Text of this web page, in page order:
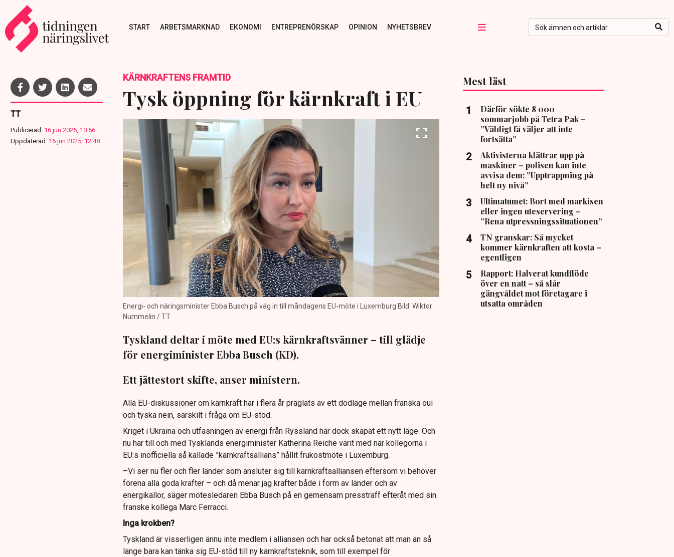
START ARBETSMARKNAD EKONOMI ENTREPRENÖRSKAP OPINION NYHETSBREV
TT
Publicerad: 16 jun 2025, 10:56
Uppdaterad: 16 jun 2025, 12:48
KÄRNKRAFTENS FRAMTID
Tysk öppning för kärnkraft i EU
Energi- och näringsminister Ebba Busch på väg in till måndagens EU-möte i Luxemburg Bild: Wiktor
Nummelin / TT
Tyskland deltar i möte med EU:s kärnkraftsvänner – till glädje
för energiminister Ebba Busch (KD).
Ett jättestort skifte, anser ministern.
Alla EU-diskussioner om kärnkraft har i flera år präglats av ett dödläge mellan franska oui
och tyska nein, särskilt i fråga om EU-stöd.
Kriget i Ukraina och utfasningen av energi från Ryssland har dock skapat ett nytt läge. Och
nu har till och med Tysklands energiminister Katherina Reiche varit med när kollegorna i
EU:s inofficiella så kallade ”kärnkraftsallians” hållit frukostmöte i Luxemburg.
–Vi ser nu fler och fler länder som ansluter sig till kärnkraftsalliansen eftersom vi behöver
förena alla goda krafter – och då menar jag krafter både i form av länder och av
energikällor, säger mötesledaren Ebba Busch på en gemensam pressträff efteråt med sin
franske kollega Marc Ferracci.
Inga krokben?
Tyskland är visserligen ännu inte medlem i alliansen och har också betonat att man än så
länge bara kan tänka sig EU-stöd till ny kärnkraftsteknik, som till exempel för
Mest läst
Därför sökte 8 000
sommarjobb på Tetra Pak –
”Väldigt få väljer att inte
fortsätta”
Aktivisterna klättrar upp på
maskiner – polisen kan inte
avvisa dem: ”Upptrappning på
helt ny nivå”
Ultimatumet: Bort med markisen
eller ingen uteservering –
”Rena utpressningssituationen”
TN granskar: Så mycket
kommer kärnkraften att kosta –
egentligen
Rapport: Halverat kundflöde
över en natt – så slår
gängvåldet mot företagare i
utsatta områden